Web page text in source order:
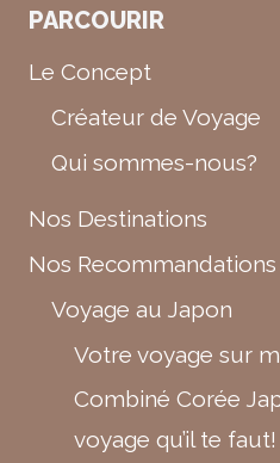
:
VIVRE
VOYAGE
SANS
PARCOURIR
Le Concept
Créateur de Voyage
Qui sommes-nous?
Nos Destinations
Nos Recommandations
Voyage au Japon
Votre voyage sur
Combiné Corée
voyage qu’il te faut!